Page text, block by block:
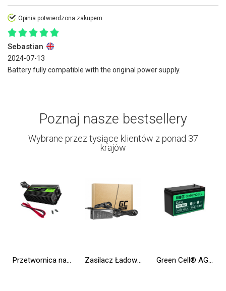
Opinia potwierdzona zakupem
Sebastian
2024-07-13
Battery fully compatible with the original power supply.
Poznaj nasze bestsellery
Wybrane przez tysiące klientów z ponad 37
krajów
Przetwornica napięcia Inwerter Green Cell® tryb UPS 12V na 230V Czysta sinusoida 300W/600W do Pompy centralnego ogrzewania Zasilacz Ładowarka Green Cell PRO do Asus K50IJ K52 K52J K52F X53S K53S X54H X54C Toshiba Satellite A200 A300 19V 4.74A Green Cell® AGM VRLA 12V 9Ah bezobsługowy akumulator do zasilaczy awaryjnych